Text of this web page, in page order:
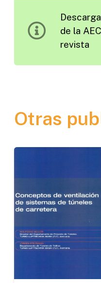
Historia
del
Vivía
cantidad
de la
revista
Otras